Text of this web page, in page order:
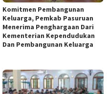
Komitmen Pembangunan
Keluarga, Pemkab Pasuruan
Menerima Penghargaan Dari
Kementerian Kependudukan
Dan Pembangunan Keluarga